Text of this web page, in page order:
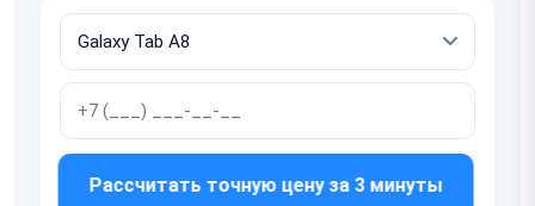
Рассчитать точную цену за 3 минуты